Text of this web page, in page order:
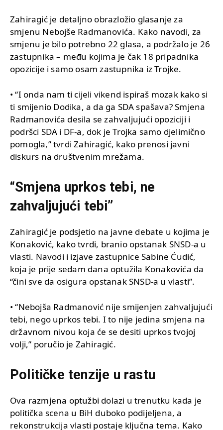
Zahiragić je detaljno obrazložio glasanje za
smjenu Nebojše Radmanovića. Kako navodi, za
smjenu je bilo potrebno 22 glasa, a podržalo je 26
zastupnika – među kojima je čak 18 pripadnika
opozicije i samo osam zastupnika iz Trojke.
• “I onda nam ti cijeli vikend ispiraš mozak kako si
ti smijenio Dodika, a da ga SDA spašava? Smjena
Radmanovića desila se zahvaljujući opoziciji i
podršci SDA i DF-a, dok je Trojka samo djelimično
pomogla,” tvrdi Zahiragić, kako prenosi javni
diskurs na društvenim mrežama.
“Smjena uprkos tebi, ne
zahvaljujući tebi”
Zahiragić je podsjetio na javne debate u kojima je
Konaković, kako tvrdi, branio opstanak SNSD-a u
vlasti. Navodi i izjave zastupnice Sabine Ćudić,
koja je prije sedam dana optužila Konakovića da
“čini sve da osigura opstanak SNSD-a u vlasti”.
• “Nebojša Radmanović nije smijenjen zahvaljujući
tebi, nego uprkos tebi. I to nije jedina smjena na
državnom nivou koja će se desiti uprkos tvojoj
volji,” poručio je Zahiragić.
Političke tenzije u rastu
Ova razmjena optužbi dolazi u trenutku kada je
politička scena u BiH duboko podijeljena, a
rekonstrukcija vlasti postaje ključna tema. Kako